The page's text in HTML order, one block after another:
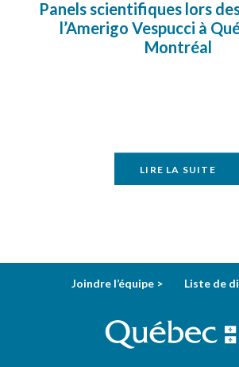
Panels scientifiques lors
l’Amerigo Vespucci à
Montréal
LIRE LA SUITE
Joindre l’équipe > Liste de